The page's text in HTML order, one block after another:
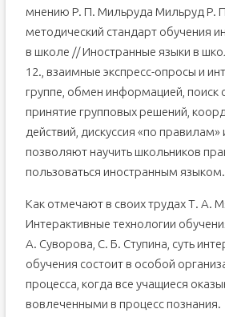
мнению Р. П. Мильруда Мильруд Р.
методический стандарт обучения
в школе // Иностранные языки в
12., взаимные экспресс-опросы и
группе, обмен информацией, поиск
принятие групповых решений,
действий, дискуссия «по правилам»
позволяют научить школьников
пользоваться иностранным языком.
Как отмечают в своих трудах Т. А.
Интерактивные технологии
А. Суворова, С. Б. Ступина, суть
обучения состоит в особой
процесса, когда все учащиеся
вовлеченными в процесс познания.